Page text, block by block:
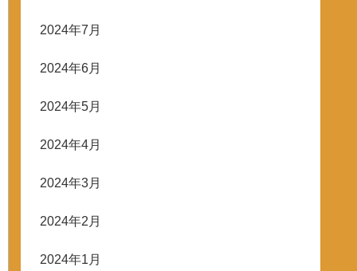
2024年7月
2024年6月
2024年5月
2024年4月
2024年3月
2024年2月
2024年1月